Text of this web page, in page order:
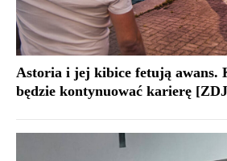
Astoria i jej kibice fetują awans.
będzie kontynuować karierę